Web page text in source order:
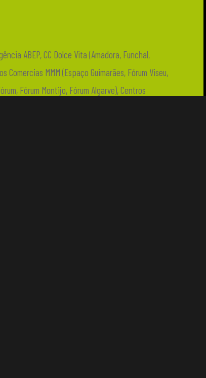
ABEP, CC Dolce Vita (Amadora, Funchal,
Comercias MMM (Espaço Guimarães, Fórum Viseu,
Fórum Montijo, Fórum Algarve), Centros